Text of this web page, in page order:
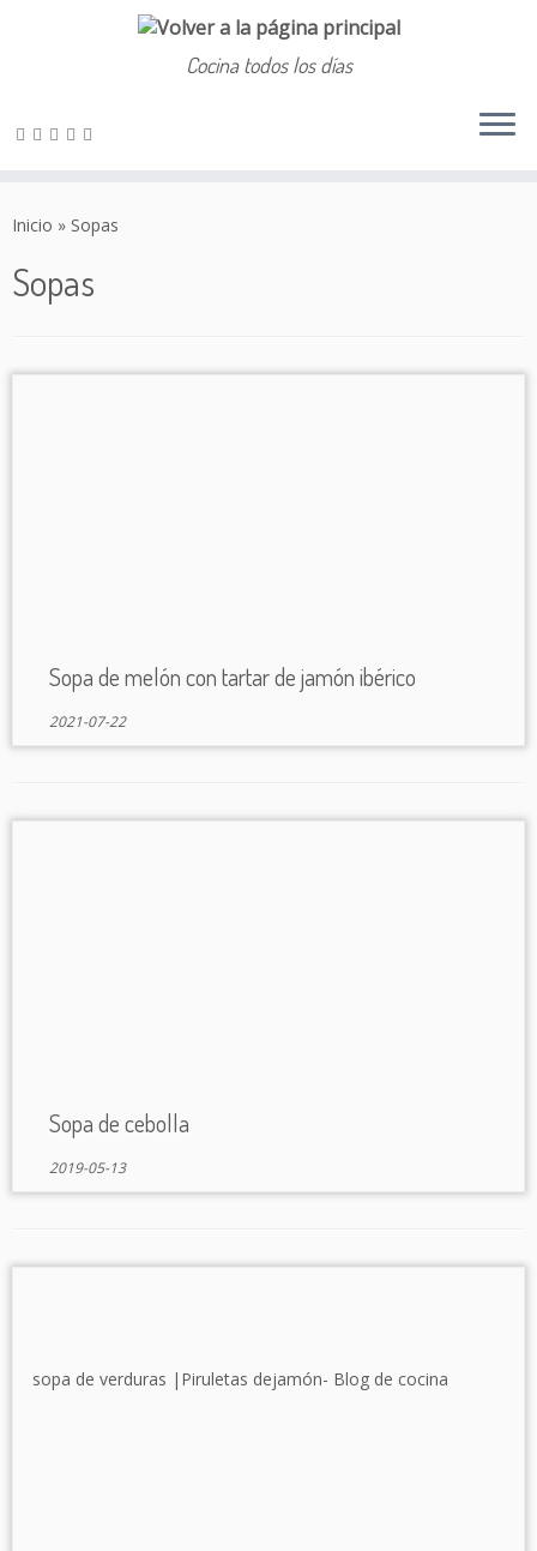
Cocina todos los días
Inicio » Sopas
Sopas
Sopa de melón con tartar de jamón ibérico
2021-07-22
Sopa de cebolla
2019-05-13